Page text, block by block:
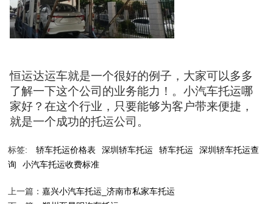
恒运达运车就是一个很好的例子，大家可以多多
了解一下这个公司的业务能力！。小汽车托运哪
家好？在这个行业，只要能够为客户带来便捷，
就是一个成功的托运公司。
标签: 轿车托运价格表 深圳轿车托运 轿车托运
深圳轿车托运查
询
小汽车托运收费标准
上一篇：嘉兴小汽车托运_济南市私家车托运